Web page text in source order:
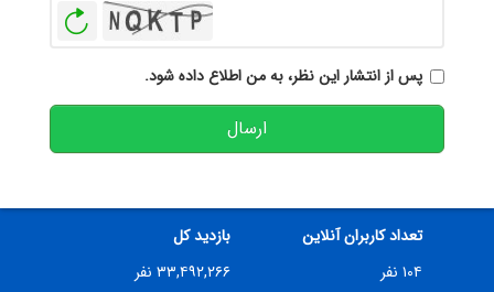
پس از انتشار این نظر، به من اطلاع داده شود.
ارسال
تعداد کاربران آنلاین
۱۰۴ نفر
بازدید کل
۳۳,۴۹۲,۲۶۶ نفر